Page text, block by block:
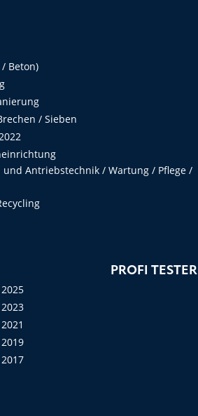
Beton)
/ Sieben
und Antriebstechnik / Wartung / Pflege /
PROFI TESTER